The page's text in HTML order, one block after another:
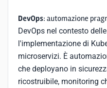
DevOps: automazione
DevOps nel contesto
l'implementazione di
microservizi. È
che deployano in
ricostruibile, monitoring